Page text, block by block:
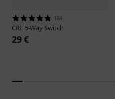
164
CRL 5-Way Switch
29 €